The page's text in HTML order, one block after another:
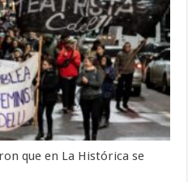
que en La Histórica se